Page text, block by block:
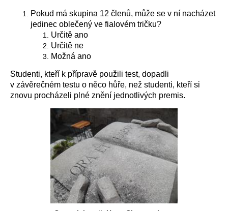
Pokud má skupina 12 členů, může se v ní nacházet
jedinec oblečený ve fialovém tričku?
Určitě ano
Určitě ne
Možná ano
Studenti, kteří k přípravě použili test, dopadli
v závěrečném testu o něco hůře, než studenti, kteří si
znovu procházeli plné znění jednotlivých premis.